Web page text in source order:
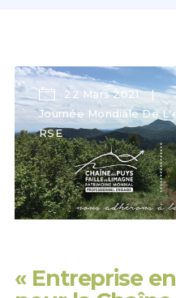
22 Mars 2021
Journée Mondiale De
RSE
« Entreprise